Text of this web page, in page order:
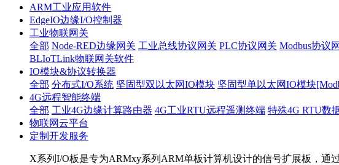
ARM工业应用软件
EdgeIO边缘I/O控制器
工业物联网关
全部 Node-RED边缘网关 工业总线协议网关 PLC协议网关 Modbus协议
BLIoTLink物联网关软件
IO模块&协议转换器
全部 分布式I/O系统 坚固型双以太网IO模块 坚固型单以太网IO模块
4G远程智能终端
全部 工业4G边缘计算路由器 4G工业RTU远程遥测终端 特殊4G RTU数
物联网云平台
定制开发服务
X系列I/O板是专为ARMxy系列ARM单板计算机设计的信号扩展板，通